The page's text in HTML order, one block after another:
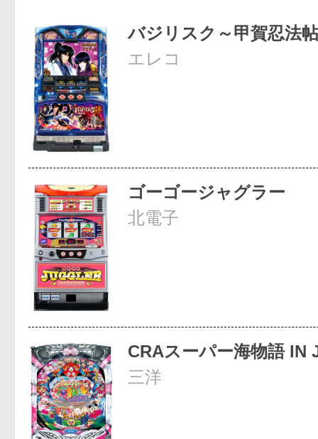
バジリスク～甲賀忍法
エレコ
ゴーゴージャグラー
北電子
CRAスーパー海物語 IN
三洋